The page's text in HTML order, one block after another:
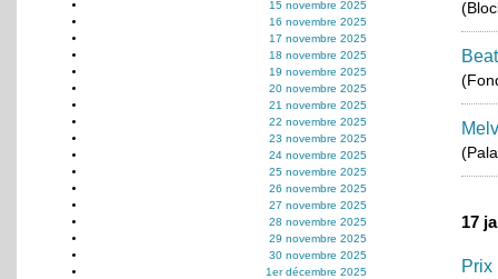
15 novembre 2025
16 novembre 2025
17 novembre 2025
18 novembre 2025
19 novembre 2025
20 novembre 2025
21 novembre 2025
22 novembre 2025
23 novembre 2025
24 novembre 2025
25 novembre 2025
26 novembre 2025
27 novembre 2025
28 novembre 2025
29 novembre 2025
30 novembre 2025
1er décembre 2025
17
Prix